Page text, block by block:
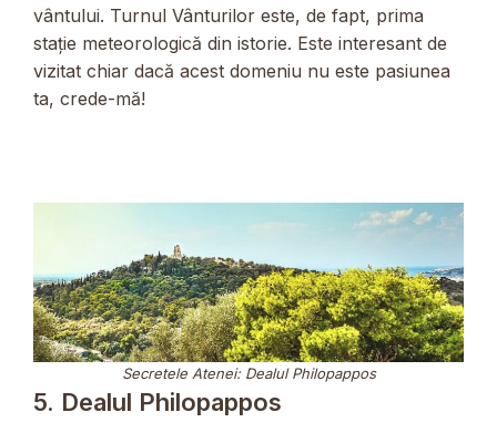
vântului. Turnul Vânturilor este, de fapt, prima
stație meteorologică din istorie. Este interesant de
vizitat chiar dacă acest domeniu nu este pasiunea
ta, crede-mă!
Secretele Atenei: Dealul Philopappos
5. Dealul Philopappos